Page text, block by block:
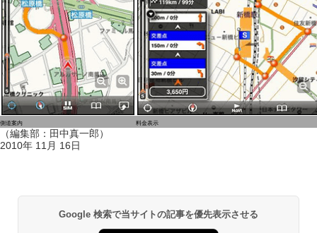
側道案内 料金表示
（編集部：田中真一郎）
2010年 11月 16日
Google 検索で当サイトの記事を優先表示させる